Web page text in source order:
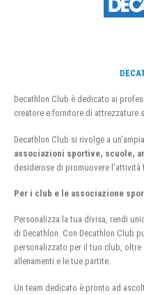
Decathlon Club è dedicato ai
creatore e fornitore di attrezzature
Decathlon Club si rivolge a
associazioni sportive, scuole,
desiderose di promuovere l’attività
Per i club e le associazione
Personalizza la tua divisa, rendi
di Decathlon. Con Decathlon Club
personalizzato per il tuo club, oltre
allenamenti e le tue partite.
Un team dedicato è pronto ad